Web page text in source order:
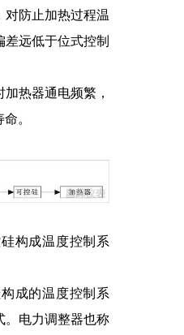
对防止加热过程温
远低于位式控制
热器通电频繁，
。
构成温度控制系
成的温度控制系
。电力调整器也称